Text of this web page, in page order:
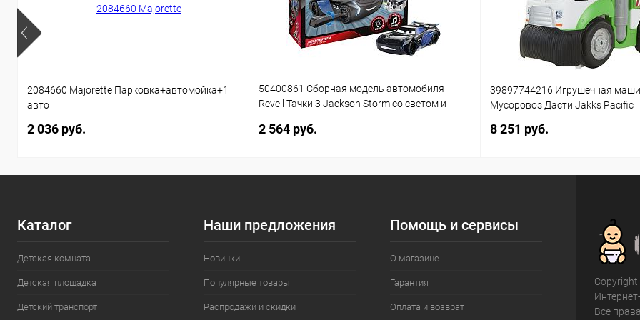
2084660 Majorette Парковка+автомойка+1
авто
2 036 руб.
50400861 Сборная модель автомобиля
Revell Тачки 3 Jackson Storm со светом и
2 564 руб.
39897744216 Игрушечная
Мусоровоз Дасти Jakks Pacific
8 251 руб.
Каталог
Детская комната
Детская площадка
Детский транспорт
Наши предложения
Новинки
Популярные товары
Распродажи и скидки
Помощь и сервисы
О магазине
Гарантия
Оплата и возврат
Все